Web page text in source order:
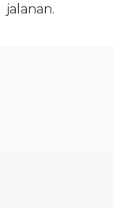
jalanan.